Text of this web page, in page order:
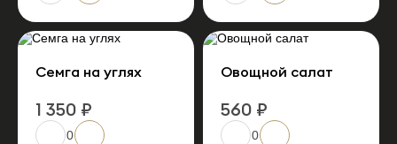
Семга на углях
1 350 ₽
0
Овощной салат
560 ₽
0